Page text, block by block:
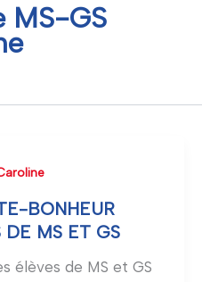
MS-GS
BONHEUR
DE MS ET GS
élèves de MS et GS